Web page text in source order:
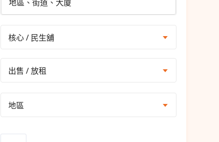
核心 / 民生舖
出售 / 放租
地區